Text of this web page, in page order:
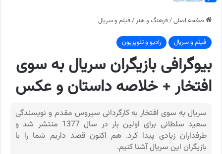
صفحه اصلی/فرهنگ و هنر /فیلم و سریال
فیلم و سریال رادیو و تلویزیون
بیوگرافی بازیگران سریال به سوی
افتخار + خلاصه داستان و عکس
سریال به سوی افتخار به کارگردانی سیروس مقدم و نویسندگی
سعید سلطانی برای اولین بار در سال 1377 منتشر شد و
طرفداران زیادی پیدا کرد. هم اکنون قصد داریم شما را با
بازیگران این سریال آشنا کنیم.